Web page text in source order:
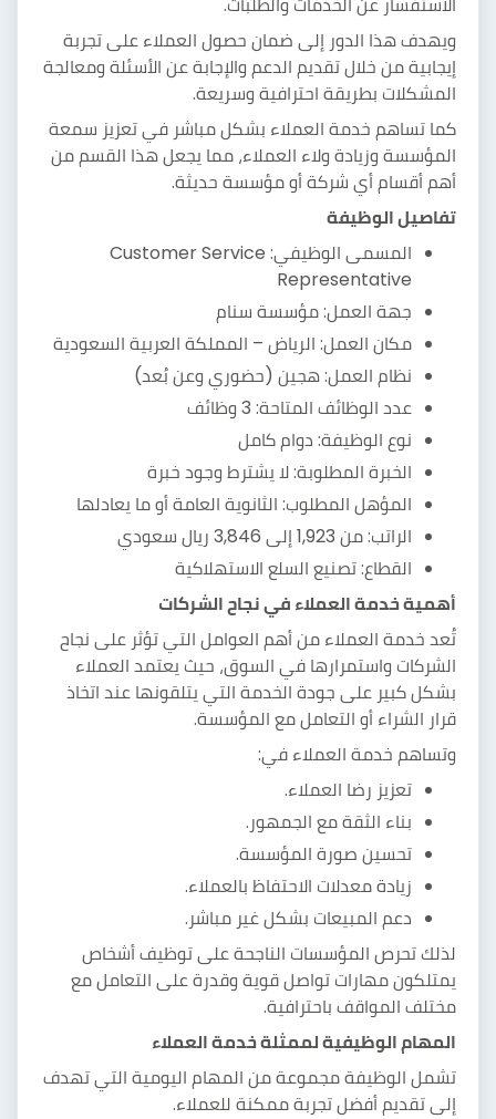
ويهدف هذا الدور إلى ضمان حصول العملاء على تجربة
إيجابية من خلال تقديم الدعم والإجابة عن الأسئلة ومعالجة
المشكلات بطريقة احترافية وسريعة.
كما تساهم خدمة العملاء بشكل مباشر في تعزيز سمعة
المؤسسة وزيادة ولاء العملاء، مما يجعل هذا القسم من
أهم أقسام أي شركة أو مؤسسة حديثة.
تفاصيل الوظيفة
المسمى الوظيفي: Customer Service
Representative
جهة العمل: مؤسسة سنام
مكان العمل: الرياض – المملكة العربية السعودية
نظام العمل: هجين (حضوري وعن بُعد)
عدد الوظائف المتاحة: 3 وظائف
نوع الوظيفة: دوام كامل
الخبرة المطلوبة: لا يشترط وجود خبرة
المؤهل المطلوب: الثانوية العامة أو ما يعادلها
الراتب: من 1,923 إلى 3,846 ريال سعودي
القطاع: تصنيع السلع الاستهلاكية
أهمية خدمة العملاء في نجاح الشركات
تُعد خدمة العملاء من أهم العوامل التي تؤثر على نجاح
الشركات واستمرارها في السوق، حيث يعتمد العملاء
بشكل كبير على جودة الخدمة التي يتلقونها عند اتخاذ
قرار الشراء أو التعامل مع المؤسسة.
وتساهم خدمة العملاء في:
تعزيز رضا العملاء.
بناء الثقة مع الجمهور.
تحسين صورة المؤسسة.
زيادة معدلات الاحتفاظ بالعملاء.
دعم المبيعات بشكل غير مباشر.
لذلك تحرص المؤسسات الناجحة على توظيف أشخاص
يمتلكون مهارات تواصل قوية وقدرة على التعامل مع
مختلف المواقف باحترافية.
المهام الوظيفية لممثلة خدمة العملاء
تشمل الوظيفة مجموعة من المهام اليومية التي تهدف
إلى تقديم أفضل تجربة ممكنة للعملاء.